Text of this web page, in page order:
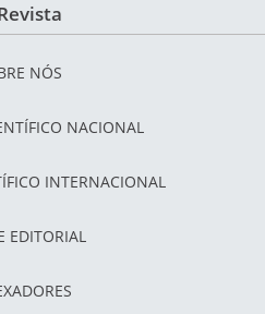
NÓS
NACIONAL
INTERNACIONAL
EDITORIAL